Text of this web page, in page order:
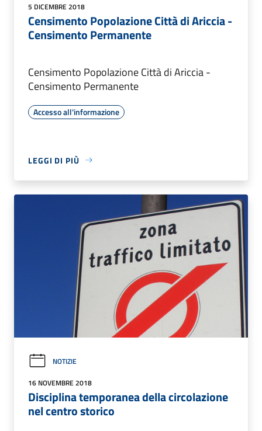
5 DICEMBRE 2018
Censimento Popolazione Città di Ariccia -
Censimento Permanente
Censimento Popolazione Città di Ariccia -
Censimento Permanente
Accesso all'informazione
LEGGI DI PIÙ
NOTIZIE
16 NOVEMBRE 2018
Disciplina temporanea della circolazione
nel centro storico